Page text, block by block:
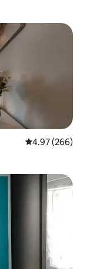
औसत रेटिंग 5 में से
4.97 (266)